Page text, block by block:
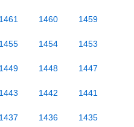
1461 1460 1459
1455 1454 1453
1449 1448 1447
1443 1442 1441
1437 1436 1435